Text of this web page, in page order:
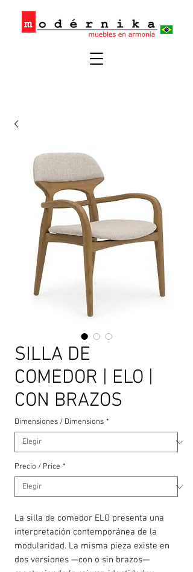
SILLA DE
COMEDOR | ELO |
CON BRAZOS
Dimensiones / Dimensions *
Precio / Price *
La silla de comedor ELO presenta una
interpretación contemporánea de la
modularidad. La misma pieza existe en
dos versiones —con o sin brazos—